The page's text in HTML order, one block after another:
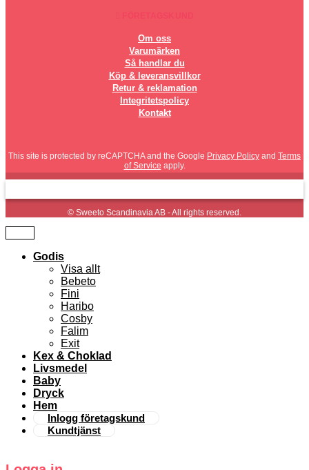
Om oss
Varumärken
Så handlar du
Köp & leveransvillkor
Retur & reklamation
Integritetspolicy
Kontakt
This site is protected by reCAPTCHA and the Google Privacy Policy and Terms
of Service apply.
© Sweeto Scandinavia AB - All rights reserved.
Godis
Visa allt
Bebeto
Fini
Haribo
Cosby
Falim
Exit
Kex & Choklad
Livsmedel
Baby
Dryck
Hem
Inlogg företagskund
Kundtjänst